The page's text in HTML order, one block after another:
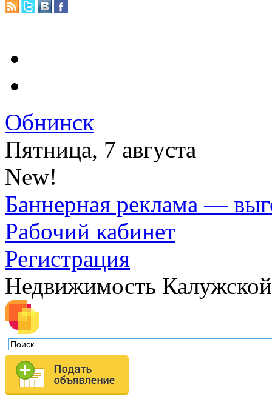
Обнинск
Пятница, 7 августа
New!
Баннерная реклама —
Рабочий кабинет
Регистрация
Недвижимость